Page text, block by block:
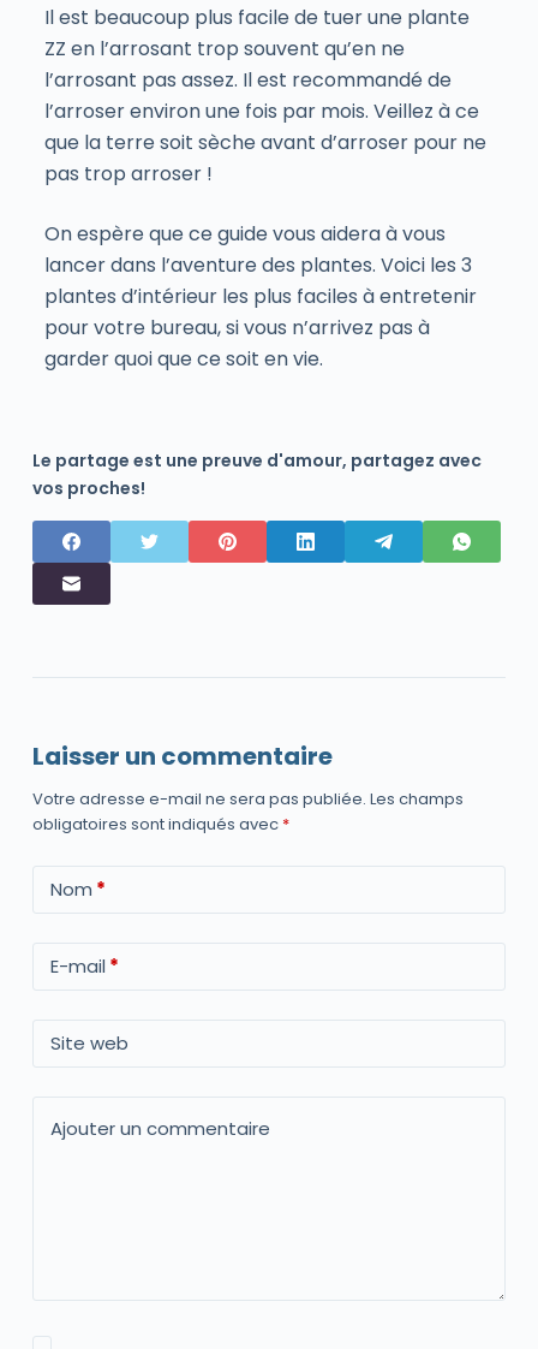
Il est beaucoup plus facile de tuer une plante
ZZ en l’arrosant trop souvent qu’en ne
l’arrosant pas assez. Il est recommandé de
l’arroser environ une fois par mois. Veillez à ce
que la terre soit sèche avant d’arroser pour ne
pas trop arroser !
On espère que ce guide vous aidera à vous
lancer dans l’aventure des plantes. Voici les 3
plantes d’intérieur les plus faciles à entretenir
pour votre bureau, si vous n’arrivez pas à
garder quoi que ce soit en vie.
Le partage est une preuve d'amour, partagez avec
vos proches!
Laisser un commentaire
Votre adresse e-mail ne sera pas publiée. Les champs
obligatoires sont indiqués avec *
Nom *
E-mail *
Site web
Ajouter un commentaire